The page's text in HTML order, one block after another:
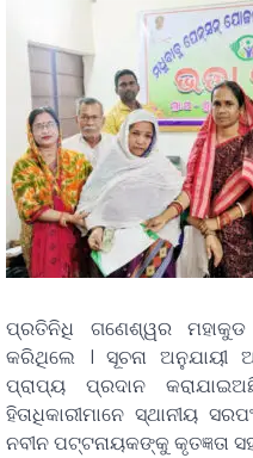
ପ୍ରତିନିଧି ଗଣେଶ୍ୱର
କରିଥିଲେ । ସୂଚନା
ପ୍ରାପ୍ୟ ପ୍ରଦାନ
ହିତାଧିକାରୀମାନେ ସ୍ଥାନୀୟ
ନବୀନ ପଟ୍ଟନାୟକଙ୍କୁ କୃତଜ୍ଞତା